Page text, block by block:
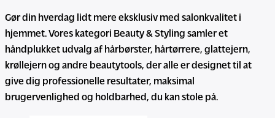
Gør din hverdag lidt mere eksklusiv med salonkvalitet i
hjemmet. Vores kategori Beauty & Styling samler et
håndplukket udvalg af hårbørster, hårtørrere, glattejern,
krøllejern og andre beautytools, der alle er designet til at
give dig professionelle resultater, maksimal
brugervenlighed og holdbarhed, du kan stole på.